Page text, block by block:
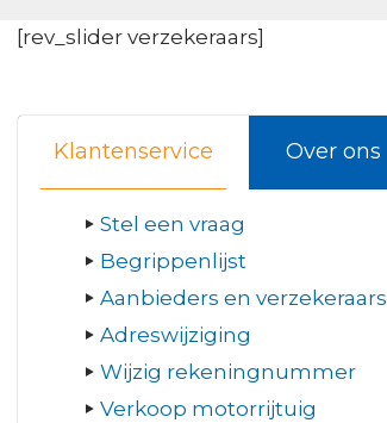
[rev_slider verzekeraars]
Klantenservice Over ons
Stel een vraag
Begrippenlijst
Aanbieders en verzekeraars
Adreswijziging
Wijzig rekeningnummer
Verkoop motorrijtuig